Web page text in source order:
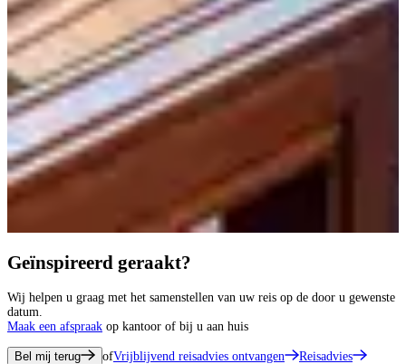
Geïnspireerd geraakt?
Wij helpen u graag met het samenstellen van uw reis op de door u gewenste
datum.
Maak een afspraak op kantoor of bij u aan huis
Bel mij terug ofVrijblijvend reisadvies ontvangen
Reisadvies